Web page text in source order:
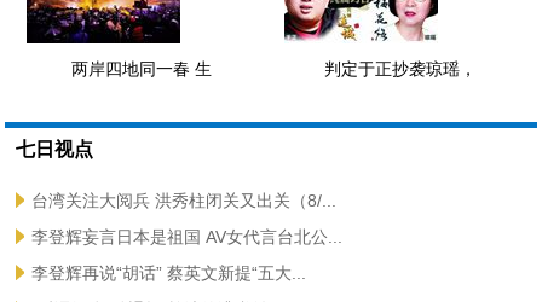
两岸四地同一春 生 判定于正抄袭琼瑶，
七日视点
台湾关注大阅兵 洪秀柱闭关又出关（8/...
李登辉妄言日本是祖国 AV女代言台北公...
李登辉再说“胡话” 蔡英文新提“五大...